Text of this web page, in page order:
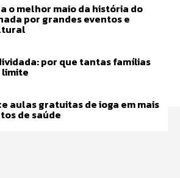
o melhor maio da história do
por grandes eventos e
por que tantas famílias
limite
aulas gratuitas de ioga em mais
de saúde